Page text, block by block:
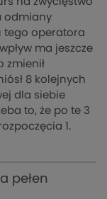
odmiany
tego operatora
ma jeszcze
zmienił
8 kolejnych
dla siebie
to, że po te 3
1.
pełen